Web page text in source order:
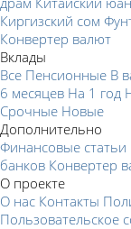
Киргизский сом
Конвертер валют
Вклады
Все Пенсионные В
6 месяцев На 1 год
Срочные Новые
Дополнительно
Финансовые
банков Конвертер
О проекте
О нас Контакты
Пользовательское